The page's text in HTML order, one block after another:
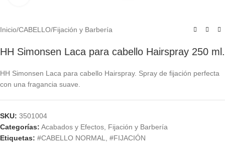
Inicio/CABELLO/Fijación y Barbería
HH Simonsen Laca para cabello Hairspray 250 ml.
HH Simonsen Laca para cabello Hairspray. Spray de fijación perfecta
con una fragancia suave.
SKU: 3501004
Categorías: Acabados y Efectos Fijación y Barbería
Etiquetas: #CABELLO NORMAL #FIJACIÓN